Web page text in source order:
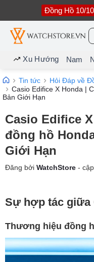
nội
dung
Đồng Hồ 10/10
Xu Hướng Nam
Tin tức
Hỏi Đáp về
Casio Edifice X Honda |
Bản Giới Hạn
Casio Edifice
đồng hồ
Giới Hạn
Đăng bởi WatchStore -
Sự hợp tác giữa
Thương hiệu đồng